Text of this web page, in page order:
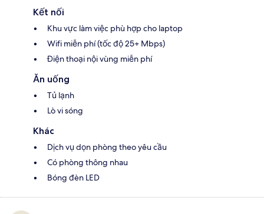
Kết nối
Khu vực làm việc phù hợp cho laptop
Wifi miễn phí (tốc độ 25+ Mbps)
Điện thoại nội vùng miễn phí
Ăn uống
Tủ lạnh
Lò vi sóng
Khác
Dịch vụ dọn phòng theo yêu cầu
Có phòng thông nhau
Bóng đèn LED